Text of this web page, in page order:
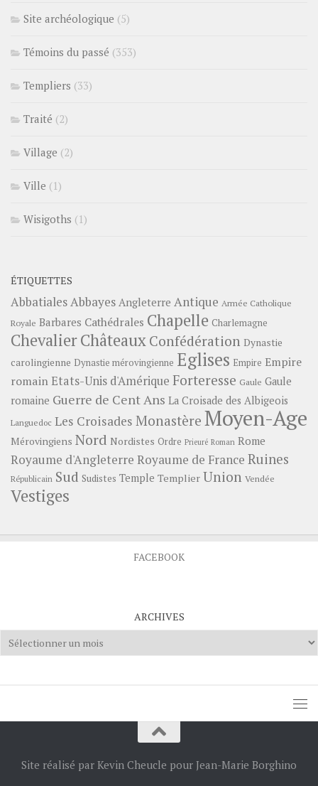
Site archéologique (5)
Témoins du passé (353)
Templiers (33)
Traité (2)
Village (2)
Ville (1)
Wisigoths (1)
ÉTIQUETTES
AbbatialesAbbayes Angleterre Antique Armée Catholique
Royale Barbares Cathédrales Chapelle Charlemagne
ChevalierChâteauxConfédération Dynastie
carolingienne Dynastie mérovingienne Eglises Empire Empire
romainEtats-Unis d'Amérique Forteresse Gaule Gaule
romaine Guerre de Cent Ans La Croisade des Albigeois
Languedoc Les Croisades Monastère Moyen-Age
Mérovingiens Nord Nordistes Ordre Prieuré Roman Rome
Royaume d'Angleterre Royaume de France Ruines
Républicain Sud Sudistes Temple Templier Union Vendée
Vestiges
FACEBOOK
ARCHIVES
Archives
Site réalisé par Kevin Cheucle pour Jean-Marie Borghino